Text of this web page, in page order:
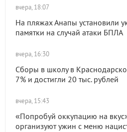
вчера, 18:07
На пляжах Анапы установили
памятки на случай атаки БПЛА
вчера, 16:30
Сборы в школу в
7% и достигли 20 тыс. рублей
вчера, 15:43
«Попробуй оккупацию на
организуют ужин с меню